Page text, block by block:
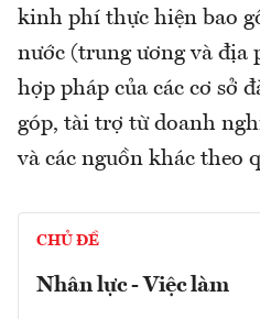
kinh phí thực hiện bao
nước (trung ương và địa
hợp pháp của các cơ sở
góp, tài trợ từ doanh
và các nguồn khác theo
CHỦ ĐỀ
Nhân lực - Việc làm